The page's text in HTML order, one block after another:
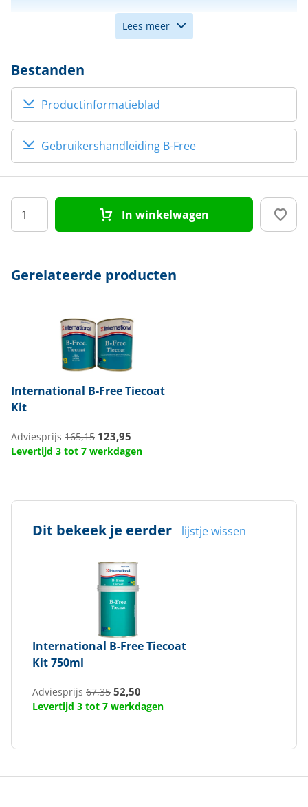
Onder de waterlijn
Lees meer
Bestanden
Productinformatieblad
Gebruikershandleiding B-Free
In winkelwagen
Gerelateerde producten
International B-Free Tiecoat
Kit
Adviesprijs 165,15 123,95
Levertijd 3 tot 7 werkdagen
Dit bekeek je eerder lijstje wissen
International B-Free Tiecoat
Kit 750ml
Adviesprijs 67,35 52,50
Levertijd 3 tot 7 werkdagen